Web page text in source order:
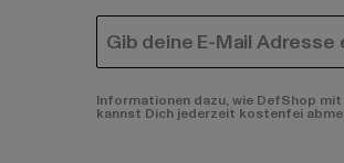
E-MAIL
Informationen dazu, wie DefShop
kannst Dich jederzeit kostenfei